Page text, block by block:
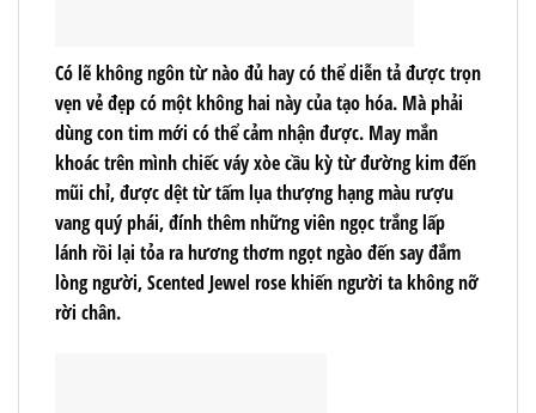
Có lẽ không ngôn từ nào đủ hay có thể diễn tả được trọn
vẹn vẻ đẹp có một không hai này của tạo hóa. Mà phải
dùng con tim mới có thể cảm nhận được. May mắn
khoác trên mình chiếc váy xòe cầu kỳ từ đường kim đến
mũi chỉ, được dệt từ tấm lụa thượng hạng màu rượu
vang quý phái, đính thêm những viên ngọc trắng lấp
lánh rồi lại tỏa ra hương thơm ngọt ngào đến say đắm
lòng người, Scented Jewel rose khiến người ta không nỡ
rời chân.